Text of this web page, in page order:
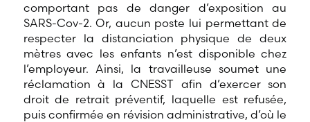
comportant pas de danger d’exposition au
SARS-Cov-2. Or, aucun poste lui permettant de
respecter la distanciation physique de deux
mètres avec les enfants n’est disponible chez
l’employeur. Ainsi, la travailleuse soumet une
réclamation à la CNESST afin d’exercer son
droit de retrait préventif, laquelle est refusée,
puis confirmée en révision administrative, d’où le